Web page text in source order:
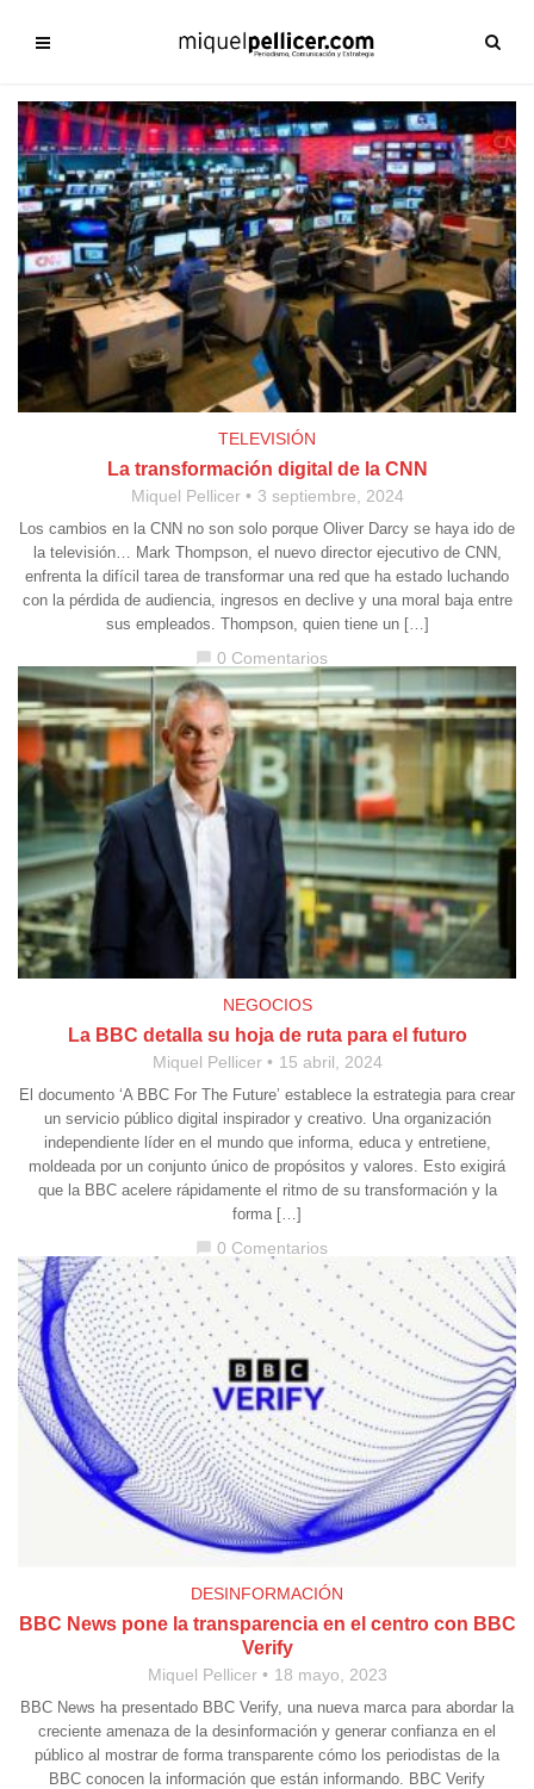
TELEVISIÓN
La transformación digital de la CNN
Miquel Pellicer 3 septiembre, 2024
Los cambios en la CNN no son solo porque Oliver Darcy se haya ido de
la televisión… Mark Thompson, el nuevo director ejecutivo de CNN,
enfrenta la difícil tarea de transformar una red que ha estado luchando
con la pérdida de audiencia, ingresos en declive y una moral baja entre
sus empleados. Thompson, quien tiene un […]
chat_bubble 0 Comentarios
NEGOCIOS
La BBC detalla su hoja de ruta para el futuro
Miquel Pellicer 15 abril, 2024
El documento ‘A BBC For The Future’ establece la estrategia para crear
un servicio público digital inspirador y creativo. Una organización
independiente líder en el mundo que informa, educa y entretiene,
moldeada por un conjunto único de propósitos y valores. Esto exigirá
que la BBC acelere rápidamente el ritmo de su transformación y la
forma […]
0 Comentarios
DESINFORMACIÓN
BBC News pone la transparencia en el centro con BBC
Verify
Miquel Pellicer 18 mayo, 2023
BBC News ha presentado BBC Verify, una nueva marca para abordar la
creciente amenaza de la desinformación y generar confianza en el
público al mostrar de forma transparente cómo los periodistas de la
BBC conocen la información que están informando. BBC Verify